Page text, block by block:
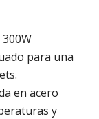
para una
en acero
y